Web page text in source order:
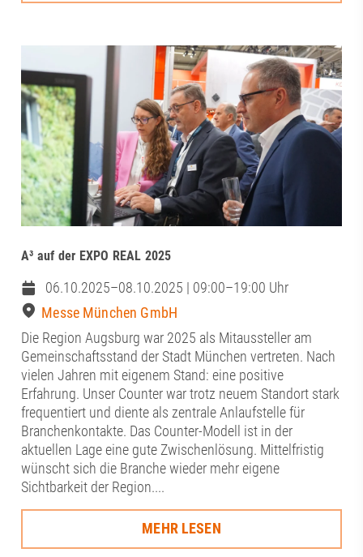
A³ auf der EXPO REAL 2025
06.10.2025–08.10.2025 | 09:00–19:00 Uhr
Messe München GmbH
Die Region Augsburg war 2025 als Mitaussteller am
Gemeinschaftsstand der Stadt München vertreten. Nach
vielen Jahren mit eigenem Stand: eine positive
Erfahrung. Unser Counter war trotz neuem Standort stark
frequentiert und diente als zentrale Anlaufstelle für
Branchenkontakte. Das Counter-Modell ist in der
aktuellen Lage eine gute Zwischenlösung. Mittelfristig
wünscht sich die Branche wieder mehr eigene
Sichtbarkeit der Region....
MEHR LESEN